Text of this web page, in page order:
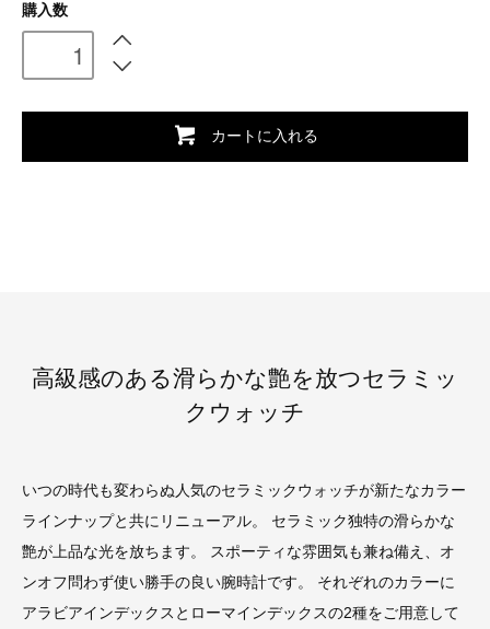
購入数
カートに入れる
高級感のある滑らかな艶を放つセラミッ
クウォッチ
いつの時代も変わらぬ人気のセラミックウォッチが新たなカラー
ラインナップと共にリニューアル。 セラミック独特の滑らかな
艶が上品な光を放ちます。 スポーティな雰囲気も兼ね備え、オ
ンオフ問わず使い勝手の良い腕時計です。 それぞれのカラーに
アラビアインデックスとローマインデックスの2種をご用意して